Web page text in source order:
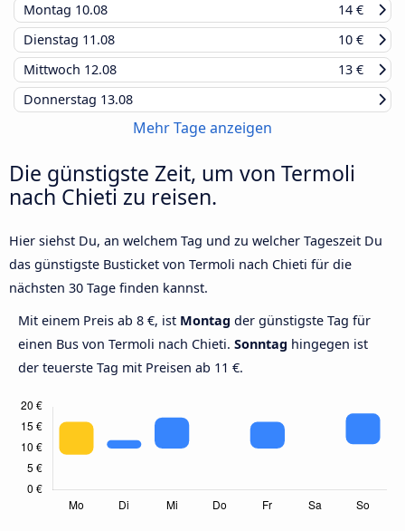
Montag 10.08
14 €
Dienstag 11.08
10 €
Mittwoch 12.08
13 €
Donnerstag 13.08
Mehr Tage anzeigen
Die günstigste Zeit, um von Termoli
nach Chieti zu reisen.
Hier siehst Du, an welchem Tag und zu welcher Tageszeit Du
das günstigste Busticket von Termoli nach Chieti für die
nächsten 30 Tage finden kannst.
Mit einem Preis ab 8 €, ist Montag der günstigste Tag für
einen Bus von Termoli nach Chieti. Sonntag hingegen ist
der teuerste Tag mit Preisen ab 11 €.